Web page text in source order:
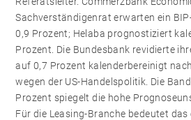
Sachverständigenrat erwarten ein
0,9 Prozent; Helaba prognostiziert
Prozent. Die Bundesbank revidierte
auf 0,7 Prozent kalenderbereinigt
wegen der US-Handelspolitik. Die
Prozent spiegelt die hohe
Für die Leasing-Branche bedeutet das